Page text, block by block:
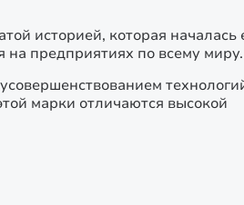
историей, которая началась
предприятиях по всему миру.
марки отличаются высокой